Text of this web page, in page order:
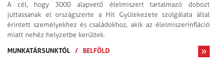
A cél, hogy 3000 alapvető élelmiszert tartalmazó dobozt
juttassanak el országszerte a Hit Gyülekezete szolgálata által
érintett személyekhez és családokhoz, akik az élelmiszerinfláció
miatt nehéz helyzetbe kerültek.
MUNKATÁRSUNKTÓL / BELFÖLD